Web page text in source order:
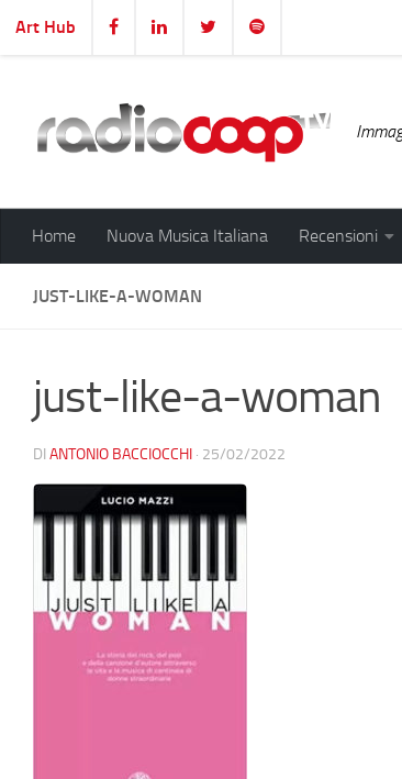
Salta al contenuto
Art Hub
Home Nuova Musica Italiana Recensioni
JUST-LIKE-A-WOMAN
just-like-a-woman
DI ANTONIO BACCIOCCHI · 25/02/2022